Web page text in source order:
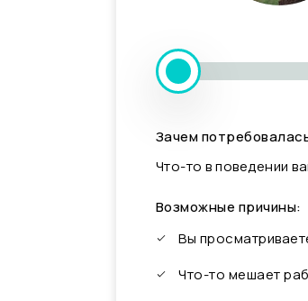
Зачем
Что-то в поведении
Возможные причины:
Вы
Что-то мешает